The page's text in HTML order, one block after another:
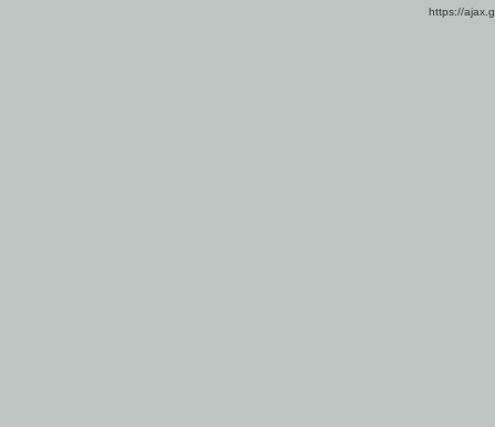
https://